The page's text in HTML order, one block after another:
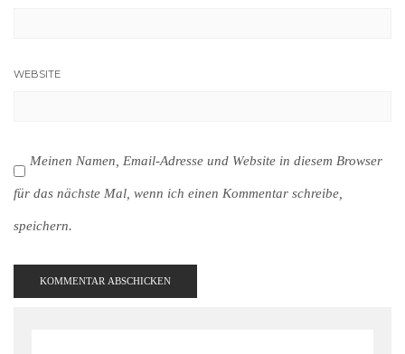
WEBSITE
Meinen Namen, Email-Adresse und Website in diesem Browser
für das nächste Mal, wenn ich einen Kommentar schreibe,
speichern.